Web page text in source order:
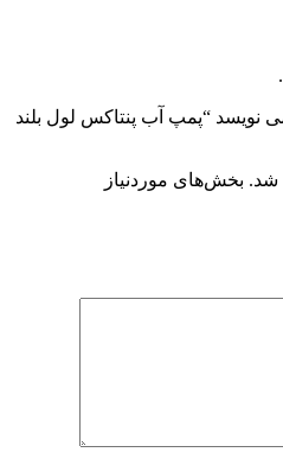
نویسد “پمپ آب پنتاکس لول بلند
شد. بخش‌های موردنیاز